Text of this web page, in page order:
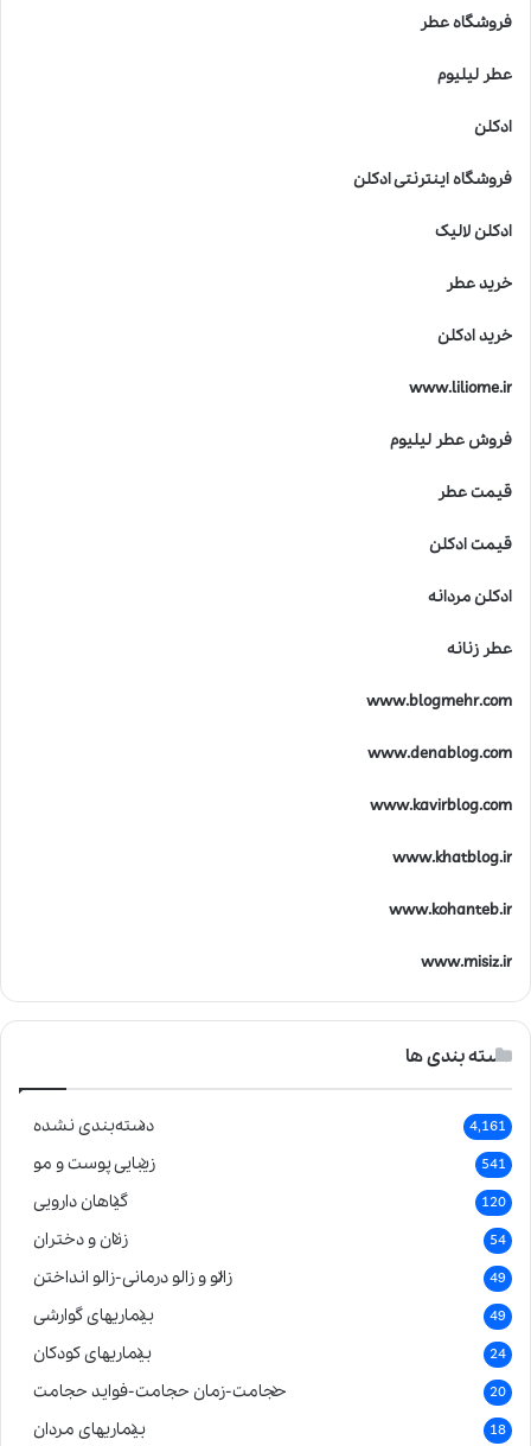
فروشگاه عطر
عطر لیلیوم
ادکلن
فروشگاه اینترنتی ادکلن
ادکلن لالیک
خرید عطر
خرید ادکلن
www.liliome.ir
فروش عطر لیلیوم
قیمت عطر
قیمت ادکلن
ادکلن مردانه
عطر زنانه
www.blogmehr.com
www.denablog.com
www.kavirblog.com
www.khatblog.ir
www.kohanteb.ir
www.misiz.ir
دسته بندی ها
دسته‌بندی نشده 4,161
زیبایی پوست و مو 541
گیاهان دارویی 120
زنان و دختران 54
زالو و زالو درمانی-زالو انداختن 49
بیماریهای گوارشی 49
بیماریهای کودکان 24
حجامت-زمان حجامت-فواید حجامت 20
بیماریهای مردان 18